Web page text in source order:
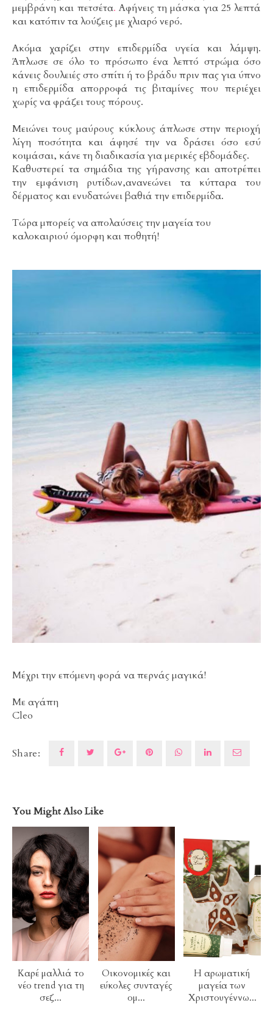
μεμβράνη και πετσέτα. Αφήνεις τη μάσκα για 25 λεπτά
και κατόπιν τα λούζεις με χλιαρό νερό.
Ακόμα χαρίζει στην επιδερμίδα υγεία και λάμψη.
Άπλωσε σε όλο το πρόσωπο ένα λεπτό στρώμα όσο
κάνεις δουλειές στο σπίτι ή το βράδυ πριν πας για ύπνο
η επιδερμίδα απορροφά τις βιταμίνες που περιέχει
χωρίς να φράζει τους πόρους.
Μειώνει τους μαύρους κύκλους άπλωσε στην περιοχή
λίγη ποσότητα και άφησέ την να δράσει όσο εσύ
κοιμάσαι, κάνε τη διαδικασία για μερικές εβδομάδες.
Καθυστερεί τα σημάδια της γήρανσης και αποτρέπει
την εμφάνιση ρυτίδων,ανανεώνει τα κύτταρα του
δέρματος και ενυδατώνει βαθιά την επιδερμίδα.
Τώρα μπορείς να απολαύσεις την μαγεία του
καλοκαιριού όμορφη και ποθητή!
Μέχρι την επόμενη φορά να περνάς μαγικά!
Με αγάπη
Cleo
Share:
You Might Also Like
Καρέ μαλλιά το
νέο trend για τη
σεζ...
Οικονομικές και
εύκολες συνταγές
ομ...
Η αρωματική
μαγεία των
Χριστουγέννω...